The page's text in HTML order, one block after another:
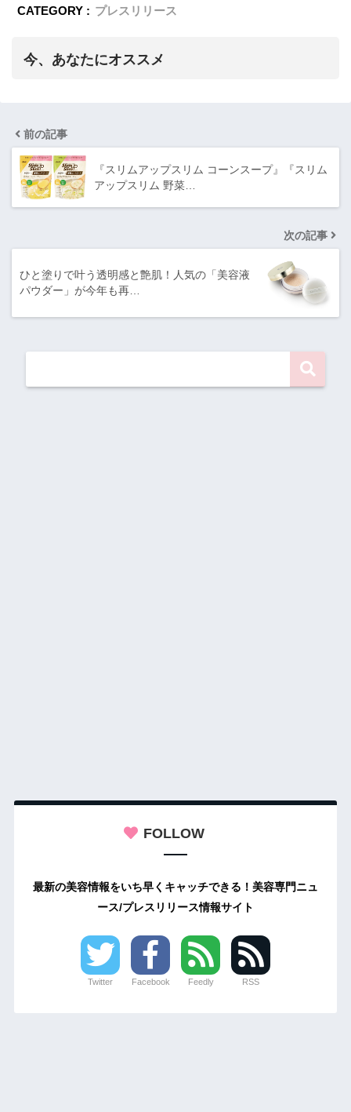
CATEGORY : プレスリリース
今、あなたにオススメ
前の記事
『スリムアップスリム コーンスープ』『スリム
アップスリム 野菜…
次の記事
ひと塗りで叶う透明感と艶肌！人気の「美容液
パウダー」が今年も再…
FOLLOW
最新の美容情報をいち早くキャッチできる！美容専門ニュ
ース/プレスリリース情報サイト
Twitter Facebook Feedly RSS